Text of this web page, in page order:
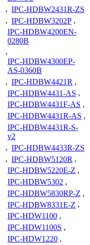
, IPC-HDBW2431R-ZS
, IPC-HDBW3202P ,
IPC-HDBW4200EN-
0280B
,
IPC-HDBW4300EP-
AS-0360B
, IPC-HDBW4421R ,
IPC-HDBW4431-AS ,
IPC-HDBW4431F-AS ,
IPC-HDBW4431R-AS ,
IPC-HDBW4431R-S-
v2
, IPC-HDBW4433R-ZS
, IPC-HDBW5120R ,
IPC-HDBW5220E-Z ,
IPC-HDBW5302 ,
IPC-HDBW5830RP-Z ,
IPC-HDBW8331E-Z ,
IPC-HDW1100 ,
IPC-HDW1100S ,
IPC-HDW1220 ,